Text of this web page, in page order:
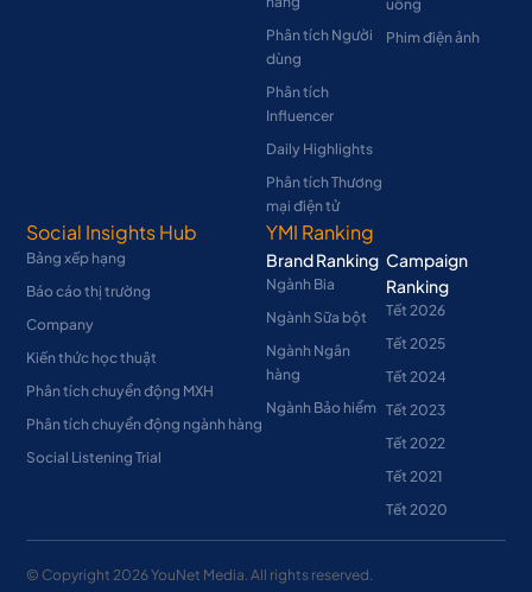
Phân tích Người
dùng
Phân tích
Influencer
Daily Highlights
Phân tích Thương
mại điện tử
uống
Phim điện ảnh
Social Insights Hub
Bảng xếp hạng
Báo cáo thị trường
Company
Kiến thức học thuật
Phân tích chuyển động MXH
Phân tích chuyển động ngành hàng
Social Listening Trial
YMI Ranking
Brand Ranking
Ngành Bia
Ngành Sữa bột
Ngành Ngân
hàng
Ngành Bảo hiểm
Campaign
Ranking
Tết 2026
Tết 2025
Tết 2024
Tết 2023
Tết 2022
Tết 2021
Tết 2020
© Copyright 2026YouNet Media. All rights reserved.